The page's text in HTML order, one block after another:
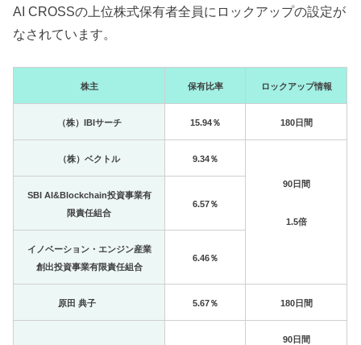
AI CROSSの上位株式保有者全員にロックアップの設定が
なされています。
株主 保有比率 ロックアップ情報
（株）IBIサーチ 15.94％ 180日間
（株）ベクトル 9.34％
90日間
1.5倍
SBI AI&Blockchain投資事業有
限責任組合
6.57％
イノベーション・エンジン産業
創出投資事業有限責任組合
6.46％
原田 典子 5.67％ 180日間
90日間